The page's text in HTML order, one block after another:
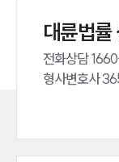
대륜법률
전화상담
형사변호사